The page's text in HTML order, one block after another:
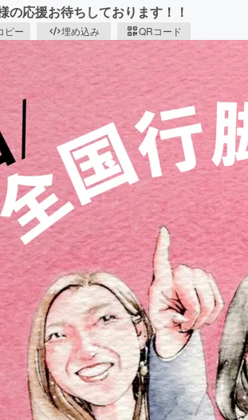
の応援お待ちしております！！
ピー 埋め込み QRコード